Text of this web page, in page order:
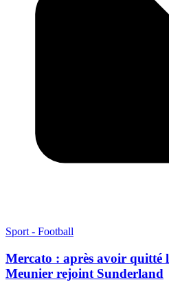
Sport - Football
Mercato : après avoir quitté
Meunier rejoint Sunderland